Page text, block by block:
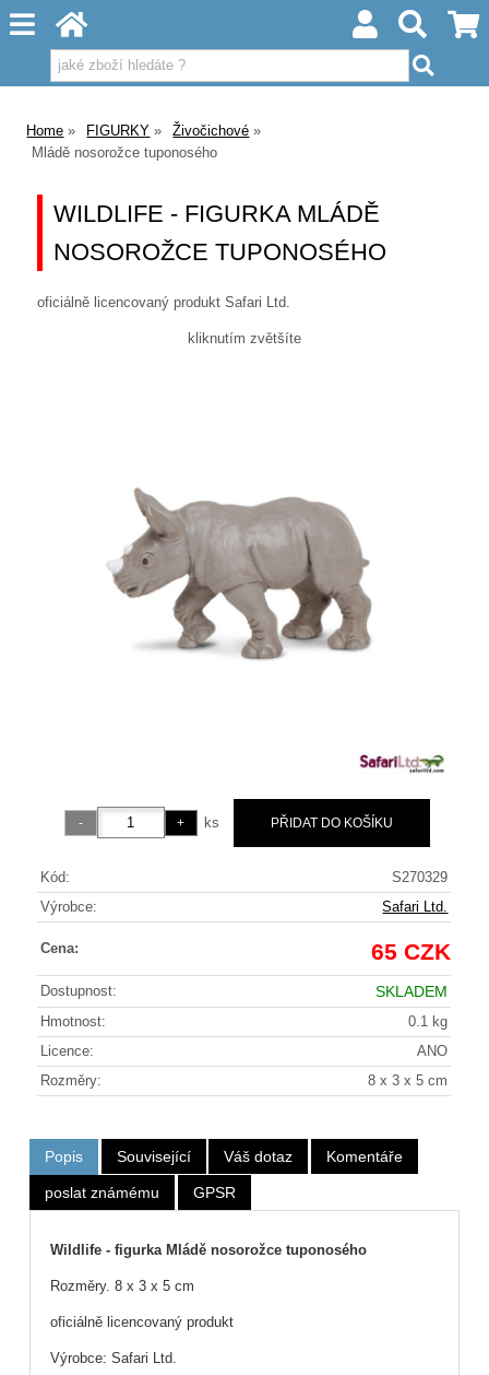
Home FIGURKY
Živočichové
Mládě nosorožce tuponosého
WILDLIFE - FIGURKA MLÁDĚ
NOSOROŽCE TUPONOSÉHO
oficiálně licencovaný produkt Safari Ltd.
kliknutím zvětšíte
ks
Kód:
S270329
Výrobce:
Safari Ltd.
Cena: 65 CZK
Dostupnost: SKLADEM
Hmotnost:
0.1 kg
Licence:
ANO
Rozměry:
8 x 3 x 5 cm
Popis Související Váš dotaz Komentáře
poslat známému GPSR
Wildlife - figurka Mládě nosorožce tuponosého
Rozměry. 8 x 3 x 5 cm
oficiálně licencovaný produkt
Výrobce: Safari Ltd.